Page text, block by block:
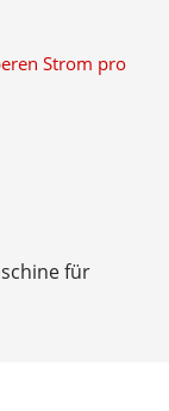
Strom pro
für